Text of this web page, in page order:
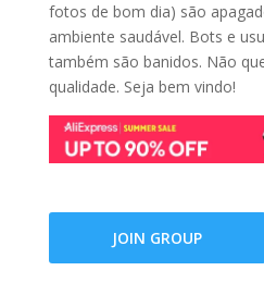
fotos de bom dia) são
ambiente saudável. Bots e
também são banidos. Não
qualidade. Seja bem vindo!
JOIN GROUP